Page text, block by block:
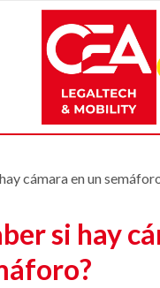
cámara en un
si hay